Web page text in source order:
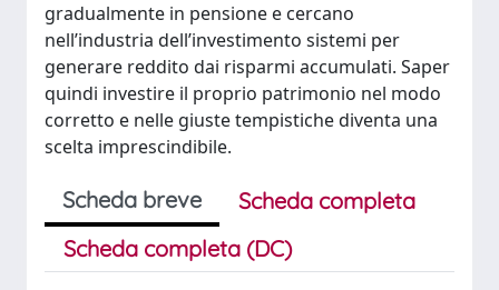
gradualmente in pensione e cercano
nell’industria dell’investimento sistemi per
generare reddito dai risparmi accumulati. Saper
quindi investire il proprio patrimonio nel modo
corretto e nelle giuste tempistiche diventa una
scelta imprescindibile.
Scheda breve
Scheda completa
Scheda completa (DC)